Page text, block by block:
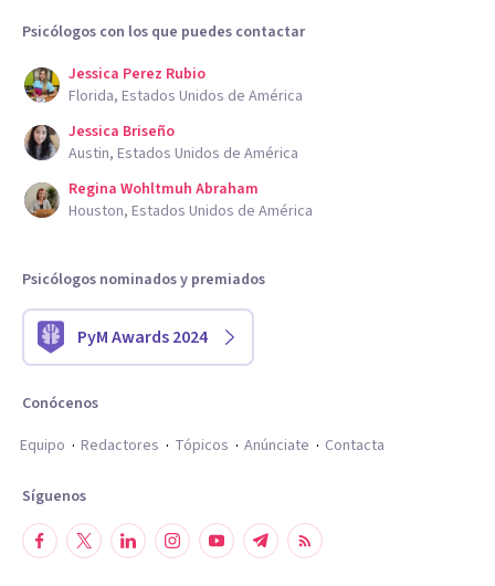
Psicólogos con los que puedes contactar
Jessica Perez Rubio
Florida, Estados Unidos de América
Jessica Briseño
Austin, Estados Unidos de América
Regina Wohltmuh Abraham
Houston, Estados Unidos de América
Psicólogos nominados y premiados
PyM Awards 2024
Conócenos
Equipo
Redactores Tópicos Anúnciate Contacta
Síguenos